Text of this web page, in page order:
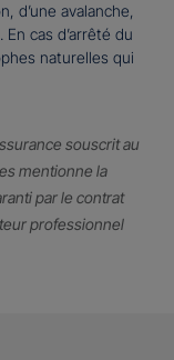
d’une avalanche,
cas d’arrêté du
naturelles qui
souscrit au
mentionne la
par le contrat
professionnel